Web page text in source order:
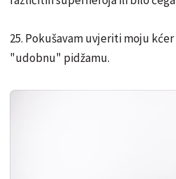
25. Pokušavam uvjeriti moju
"udobnu" pidžamu.